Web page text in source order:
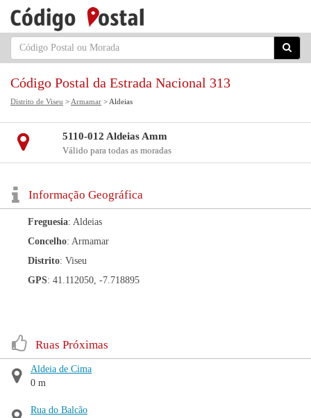
Código Postal da Estrada Nacional 313
Distrito de Viseu > Armamar > Aldeias
5110-012 Aldeias Amm
Válido para todas as moradas
Informação Geográfica
Freguesia: Aldeias
Concelho: Armamar
Distrito: Viseu
GPS: 41.112050, -7.718895
Ruas Próximas
Aldeia de Cima
0 m
Rua do Balcão